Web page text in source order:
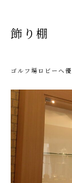
飾り棚
ゴルフ場ロビーへ